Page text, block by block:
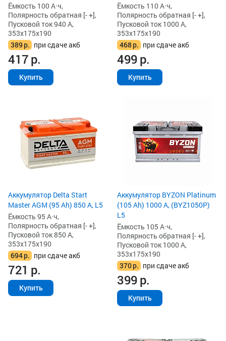
Ёмкость 100 А·ч,
Полярность обратная [- +],
Пусковой ток 940 А,
353x175x190
389р. при сдаче акб
417р.
Купить
Ёмкость 110 А·ч,
Полярность обратная [- +],
Пусковой ток 1000 А,
353x175x190
468р. при сдаче акб
499р.
Купить
Аккумулятор Delta Start
Master AGM (95 Ah) 850 А, L5
Ёмкость 95 А·ч,
Полярность обратная [- +],
Пусковой ток 850 А,
353x175x190
694р. при сдаче акб
721 р.
Купить
Аккумулятор BYZON Platinum
(105 Ah) 1000 А, (BYZ1050P)
L5
Ёмкость 105 А·ч,
Полярность обратная [- +],
Пусковой ток 1000 А,
353x175x190
370р. при сдаче акб
399р.
Купить